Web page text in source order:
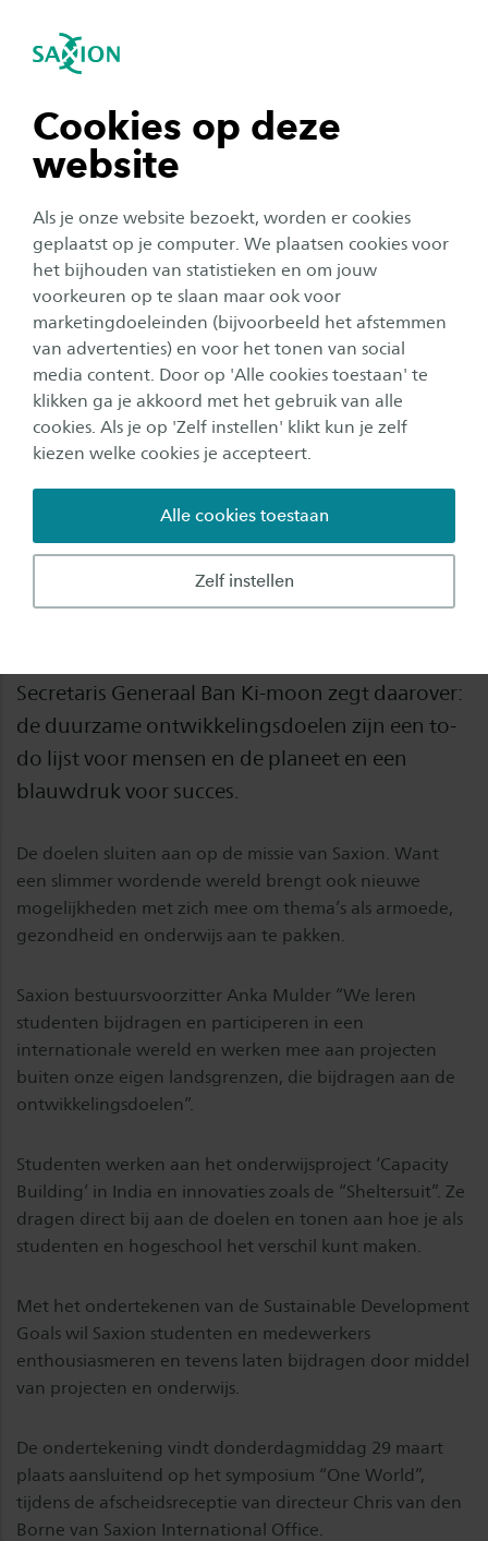
Cookies op deze
website
Als je onze website bezoekt, worden er cookies
geplaatst op je computer. We plaatsen cookies voor
het bijhouden van statistieken en om jouw
voorkeuren op te slaan maar ook voor
marketingdoeleinden (bijvoorbeeld het afstemmen
van advertenties) en voor het tonen van social
media content. Door op 'Alle cookies toestaan' te
klikken ga je akkoord met het gebruik van alle
cookies. Als je op 'Zelf instellen' klikt kun je zelf
kiezen welke cookies je accepteert.
Zelf instellen
Alle cookies toestaan
Navigatie openen
tonen
tonen
tonen
tonen
sluiten
Persbericht
Saxion ondertekent
Sustainable Development
Goals
29 maart 2018 Leestijd: Minuten
Hogeschool Saxion zal de “Sustainable
Development Goals” ondertekenen. Deze
duurzame ontwikkelingsdoelen moeten in
Secretaris Generaal Ban Ki-moon zegt daarover:
de duurzame ontwikkelingsdoelen zijn een to-
do lijst voor mensen en de planeet en een
blauwdruk voor succes.
De doelen sluiten aan op de missie van Saxion. Want
een slimmer wordende wereld brengt ook nieuwe
mogelijkheden met zich mee om thema’s als armoede,
gezondheid en onderwijs aan te pakken.
Saxion bestuursvoorzitter Anka Mulder “We leren
studenten bijdragen en participeren in een
internationale wereld en werken mee aan projecten
buiten onze eigen landsgrenzen, die bijdragen aan de
ontwikkelingsdoelen”.
Studenten werken aan het onderwijsproject ‘Capacity
Building’ in India en innovaties zoals de “Sheltersuit”. Ze
dragen direct bij aan de doelen en tonen aan hoe je als
studenten en hogeschool het verschil kunt maken.
Met het ondertekenen van de Sustainable Development
Goals wil Saxion studenten en medewerkers
enthousiasmeren en tevens laten bijdragen door middel
van projecten en onderwijs.
De ondertekening vindt donderdagmiddag 29 maart
plaats aansluitend op het symposium “One World”,
tijdens de afscheidsreceptie van directeur Chris van den
Borne van Saxion International Office.